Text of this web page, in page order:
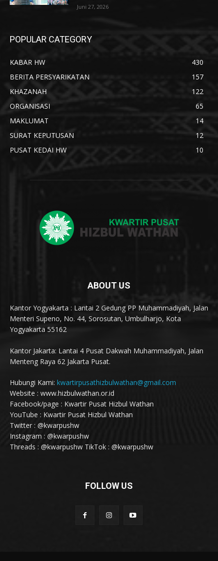
Juni 27, 2026
POPULAR CATEGORY
KABAR HW
430
BERITA PERSYARIKATAN
157
KHAZANAH
122
ORGANISASI
65
MAKLUMAT
14
SURAT KEPUTUSAN
12
PUSAT KEDAI HW
10
ABOUT US
Kantor Yogyakarta : Lantai 2 Gedung PP Muhammadiyah, Jalan
Menteri Supeno, No. 44, Sorosutan, Umbulharjo, Kota
Yogyakarta 55162
Kantor Jakarta: Lantai 4 Pusat Dakwah Muhammadiyah, Jalan
Menteng Raya 62 Jakarta Pusat.
Hubungi Kami: kwartirpusathizbulwathan@gmail.com
Website : www.hizbulwathan.or.id
Facebook/page : Kwartir Pusat Hizbul Wathan
YouTube : Kwartir Pusat Hizbul Wathan
Twitter : @kwarpushw
Instagram : @kwarpushw
Threads : @kwarpushw TikTok : @kwarpushw
FOLLOW US